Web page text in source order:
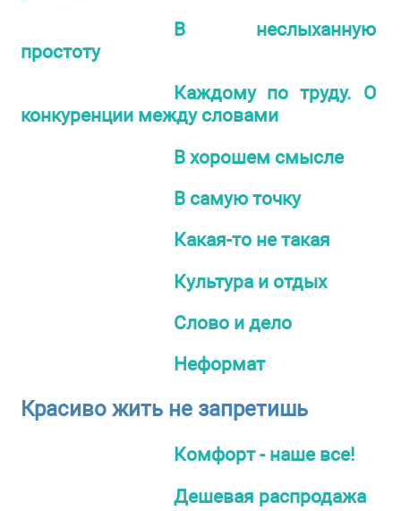
В неслыханную
простоту
Каждому по труду. О
конкуренции между словами
В хорошем смысле
В самую точку
Какая-то не такая
Культура и отдых
Слово и дело
Неформат
Красиво жить не запретишь
Комфорт - наше все!
Дешевая распродажа